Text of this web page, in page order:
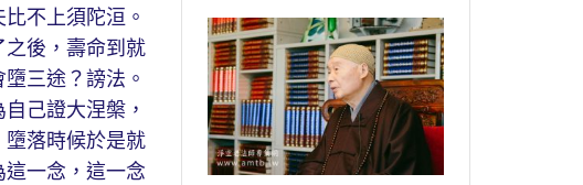
不上須陀洹。
之後，壽命到就
三途？謗法。
己證大涅槃，
落時候於是就
一念，這一念